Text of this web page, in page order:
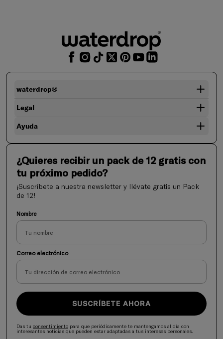
waterdrop®
Legal
Ayuda
¿Quieres recibir un pack de 12 gratis con
tu próximo pedido?
¡Suscríbete a nuestra newsletter y llévate gratis un Pack
de 12!
Nombre
Correo electrónico
SUSCRÍBETE AHORA
Das tu consentimiento para que periódicamente te mantengamos al día con
interesantes noticias que pueden estar adaptadas a tus intereses personales.